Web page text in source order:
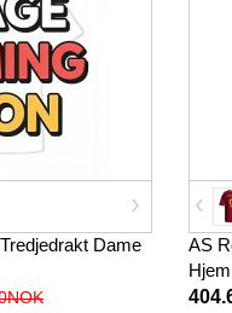
Dame
AS